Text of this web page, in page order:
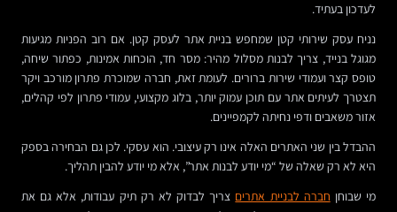
לעדכון בעתיד.
נניח עסק שירותי קטן שמחפש בניית אתר לעסק קטן. אם רוב הפניות מגיעות
מגוגל בנייד, צריך לבנות מסלול מהיר: מסר חד, הוכחות אמינות, כפתור שיחה,
טופס קצר ועמודי שירות ברורים. לעומת זאת, חברה שמוכרת פתרון מורכב ויקר
תצטרך לעיתים אתר עם תוכן עמוק יותר, בלוג מקצועי, עמודי פתרון לפי קהלים,
אזור משאבים ודפי נחיתה לקמפיינים.
ההבדל בין שני האתרים האלה אינו רק עיצובי. הוא עסקי. לכן גם הבחירה בספק
היא לא רק שאלה של “מי יודע לבנות אתר”, אלא מי יודע להבין תהליך.
מי שבוחן חברה לבניית אתרים צריך לבדוק לא רק תיק עבודות, אלא גם את